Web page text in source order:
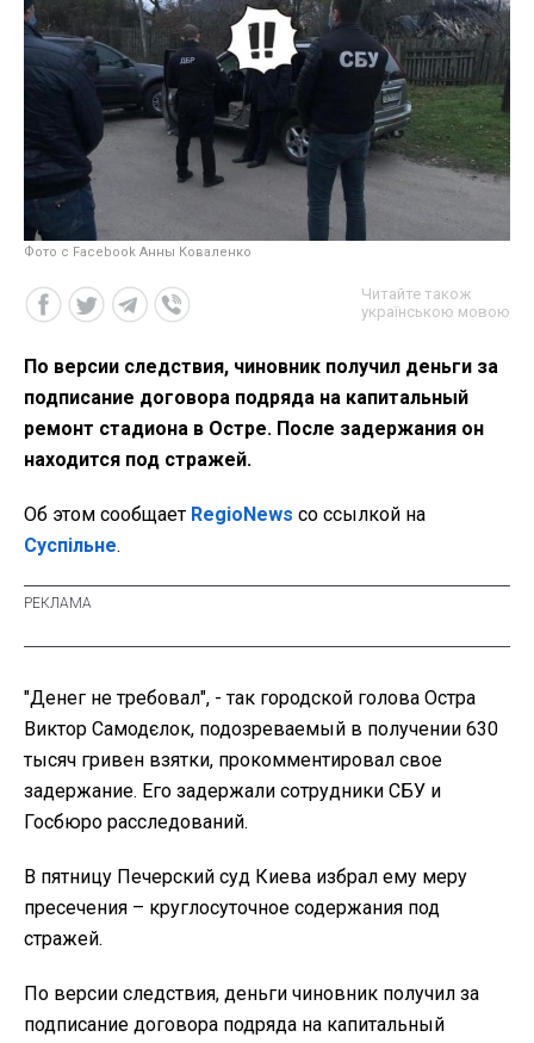
Фото с Facebook Анны Коваленко
Читайте також
українською мовою
По версии следствия, чиновник получил деньги за
подписание договора подряда на капитальный
ремонт стадиона в Остре. После задержания он
находится под стражей.
Об этом сообщает RegioNews со ссылкой на
Суспільне.
"Денег не требовал", - так городской голова Остра
Виктор Самодєлок, подозреваемый в получении 630
тысяч гривен взятки, прокомментировал свое
задержание. Его задержали сотрудники СБУ и
Госбюро расследований.
В пятницу Печерский суд Киева избрал ему меру
пресечения – круглосуточное содержания под
стражей.
По версии следствия, деньги чиновник получил за
подписание договора подряда на капитальный